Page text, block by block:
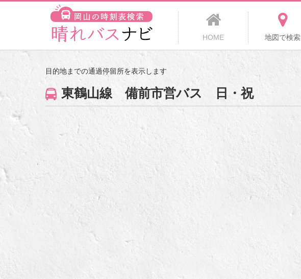
HOME 地図で検索
目的地までの通過停留所を表示します
東鶴山線 備前市営バス 日・祝